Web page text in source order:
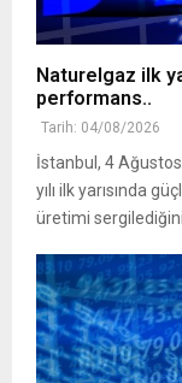
Naturelgaz ilk
performans..
Tarih: 04/08/2026
İstanbul, 4
yılı ilk yarısında
üretimi